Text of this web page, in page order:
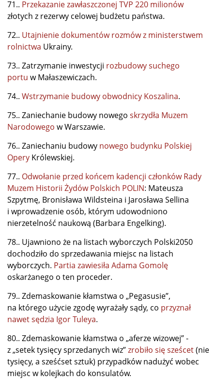
71.. Przekazanie zawłaszczonej TVP 220 milionów
złotych z rezerwy celowej budżetu państwa.
72.. Utajnienie dokumentów rozmów z ministerstwem
rolnictwa Ukrainy.
73.. Zatrzymanie inwestycji rozbudowy suchego
portu w Małaszewiczach.
74.. Wstrzymanie budowy obwodnicy Koszalina.
75.. Zaniechanie budowy nowego skrzydła Muzem
Narodowego w Warszawie.
76.. Zaniechaniu budowy nowego budynku Polskiej
Opery Królewskiej.
77.. Odwołanie przed końcem kadencji członków Rady
Muzem Historii Żydów Polskich POLIN: Mateusza
Szpytmę, Bronisława Wildsteina i Jarosława Sellina
i wprowadzenie osób, którym udowodniono
nierzetelność naukową (Barbara Engelking).
78.. Ujawniono że na listach wyborczych Polski2050
dochodziło do sprzedawania miejsc na listach
wyborczych. Partia zawiesiła Adama Gomolę
oskarżanego o ten proceder.
79.. Zdemaskowanie kłamstwa o „Pegasusie”,
na którego użycie zgodę wyrażały sądy, co przyznał
nawet sędzia Igor Tuleya.
80.. Zdemaskowanie kłamstwa o „aferze wizowej” -
z „setek tysięcy sprzedanych wiz”zrobiło się sześcet(nie
tysięcy, a sześćset sztuk) przypadków nadużyć wobec
miejsc w kolejkach do konsulatów.